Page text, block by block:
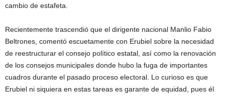
cambio de estafeta.
Recientemente trascendió que el dirigente nacional Manlio Fabio
Beltrones, comentó escuetamente con Erubiel sobre la necesidad
de reestructurar el consejo político estatal, así como la renovación
de los consejos municipales donde hubo la fuga de importantes
cuadros durante el pasado proceso electoral. Lo curioso es que
Erubiel ni siquiera en estas tareas es garante de equidad, pues él